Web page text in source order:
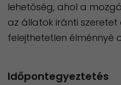
lehetőség, ahol a
az állatok iránti szeretet
felejthetetlen élménnyé
Időpontegyeztetés